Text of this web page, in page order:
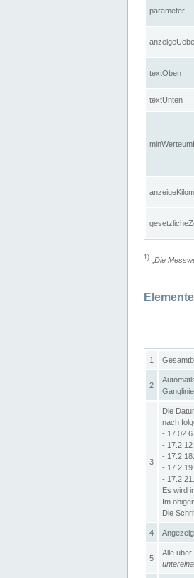
parameter
textOben
textUnten
1) Die
1
2
3
Die
nach
- 17.02
- 17.2 12
- 17.2
- 17.2
- 17.2
Es wird
Im
Die
4
5
Alle